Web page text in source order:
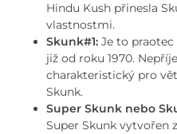
Hindu Kush přinesla
vlastnostmi.
Skunk#1: Je to praotec
již od roku 1970.
charakteristický pro
Skunk.
Super Skunk nebo
Super Skunk vytvořen